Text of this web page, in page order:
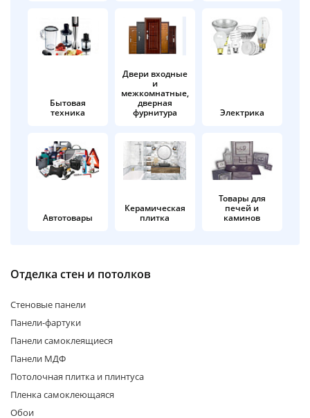
Бытовая
техника
Двери входные
и
межкомнатные,
дверная
фурнитура
Электрика
Автотовары
Керамическая
плитка
Товары для
печей и
каминов
Отделка стен и потолков
Стеновые панели
Панели-фартуки
Панели самоклеящиеся
Панели МДФ
Потолочная плитка и плинтуса
Пленка самоклеющаяся
Обои
об оплате Плайтом
раз в 2
недели
Остались вопросы?
8 800 302-02-51
plait.ru